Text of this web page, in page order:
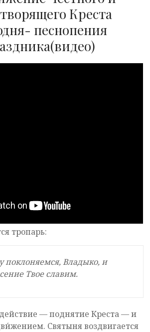
Креста
песнопения
тропарь:
поклоняемся, Владыко, и
Твое славим.
действие — поднятие Креста — и
Святыня воздвигается